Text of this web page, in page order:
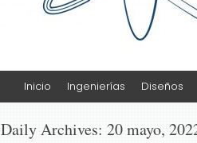
Inicio Ingenierías Diseños
Daily Archives: 20 mayo,